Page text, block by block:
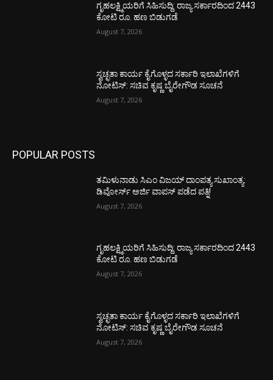
ಗೃಹಲಕ್ಷ್ಮಿಯರಿಗೆ ಸಿಹಿಸುದ್ದಿ: ರಾಜ್ಯ ಸರ್ಕಾರದಿಂದ 2443
ಕೋಟಿ ರೂ. ಹಣ ಬಿಡುಗಡೆ
August 7, 2026
ಸ್ವಚ್ಛತಾ ಕಾರ್ಯ ಕೈಗೊಳ್ಳದ ಸರ್ಕಾರಿ ಇಲಾಖೆಗಳಿಗೆ
ನೋಟಿಸ್: ಸಚಿವ ಕೃಷ್ಣ ಬೈರೇಗೌಡ ಸೂಚನೆ
August 7, 2026
POPULAR POSTS
ತಮಿಳುನಾಡು ಸಿಎಂ ವಿಜಯ್‌ ದಾಂಪತ್ಯ ಸುಖಾಂತ್ಯ:
ಡಿವೋರ್ಸ್‌ ಅರ್ಜಿ ವಾಪಸ್‌ ಪಡೆದ ಪತ್ನಿ!
August 7, 2026
ಗೃಹಲಕ್ಷ್ಮಿಯರಿಗೆ ಸಿಹಿಸುದ್ದಿ: ರಾಜ್ಯ ಸರ್ಕಾರದಿಂದ 2443
ಕೋಟಿ ರೂ. ಹಣ ಬಿಡುಗಡೆ
August 7, 2026
ಸ್ವಚ್ಛತಾ ಕಾರ್ಯ ಕೈಗೊಳ್ಳದ ಸರ್ಕಾರಿ ಇಲಾಖೆಗಳಿಗೆ
ನೋಟಿಸ್: ಸಚಿವ ಕೃಷ್ಣ ಬೈರೇಗೌಡ ಸೂಚನೆ
August 7, 2026